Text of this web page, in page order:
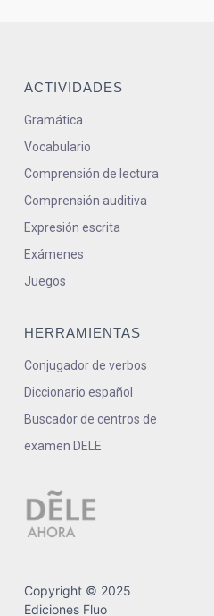
ACTIVIDADES
Gramática
Vocabulario
Comprensión de lectura
Comprensión auditiva
Expresión escrita
Exámenes
Juegos
HERRAMIENTAS
Conjugador de verbos
Diccionario español
Buscador de centros de
examen DELE
Copyright © 2025
Ediciones Fluo